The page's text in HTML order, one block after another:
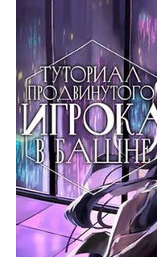
Туториал
продвинутого
игрока
в
башне